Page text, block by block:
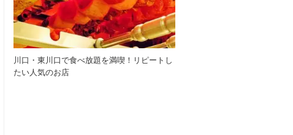
川口・東川口で食べ放題を満喫！リピートし
たい人気のお店